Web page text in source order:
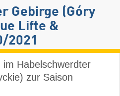
Gebirge (Góry
Lifte &
2021
Habelschwerdter
zur Saison